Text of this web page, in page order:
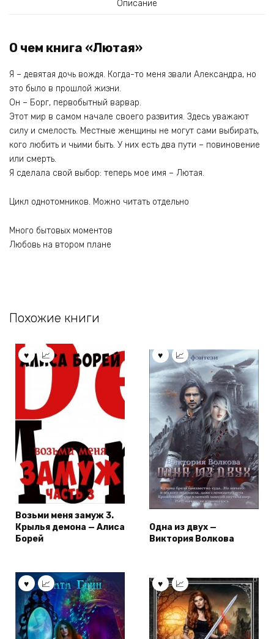
Описание
О чем книга «Лютая»
Я – девятая дочь вождя. Когда-то меня звали Александра, но
это было в прошлой жизни.
Он – Борг, первобытный варвар.
Этот мир в самом начале своего развития. Здесь уважают
силу и смелость. Местные женщины не могут сами выбирать,
кого любить и чьими быть. У них есть два пути – повиновение
или смерть.
Я сделала свой выбор: теперь мое имя – Лютая.
Цикл однотомников. Можно читать отдельно
Много бытовых моментов
Любовь на втором плане
Похожие книги
Возьми меня замуж 3.
Крылья демона — Алиса
Борей
Одна из двух —
Виктория Волкова